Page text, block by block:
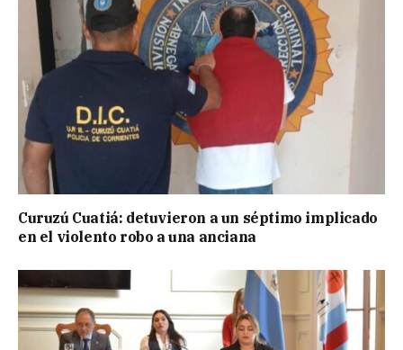
Curuzú Cuatiá: detuvieron a un séptimo implicado
en el violento robo a una anciana